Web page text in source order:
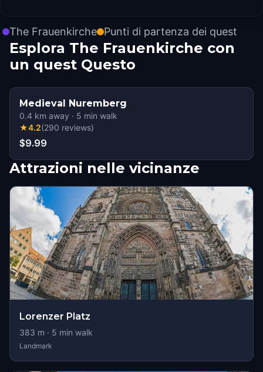
The Frauenkirche Punti di partenza dei quest
Esplora The Frauenkirche con
un quest Questo
Medieval Nuremberg
0.4 km away · 5 min walk
★4.2(290 reviews)
$9.99
Attrazioni nelle vicinanze
Lorenzer Platz
383 m · 5 min walk
Landmark